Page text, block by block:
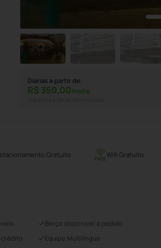
Diárias a partir de:
R$ 350,00/noite
Gratuito Wifi Gratuito
Berço disponivel a pedido
crédito Equipe Multilíngue